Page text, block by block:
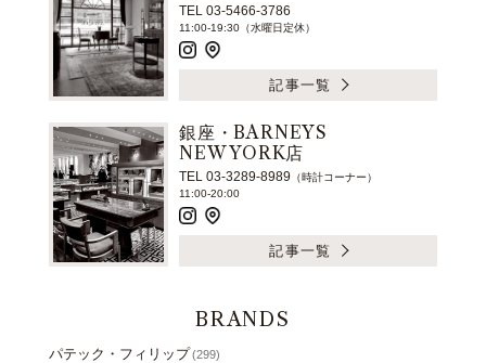
TEL 03-5466-3786
11:00-19:30（水曜日定休）
記事一覧
銀座・BARNEYS
NEW YORK店
TEL 03-3289-8989 （時計コーナー）
11:00-20:00
記事一覧
BRANDS
パテック・フィリップ(299)